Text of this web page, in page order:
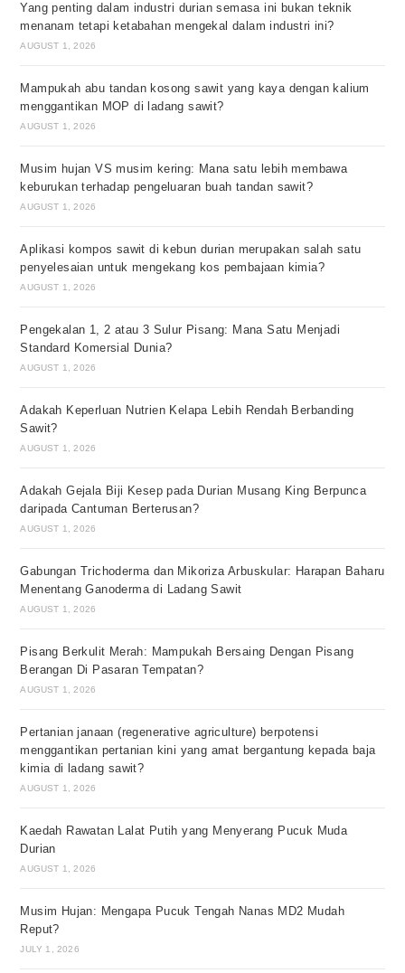
Yang penting dalam industri durian semasa ini bukan teknik
menanam tetapi ketabahan mengekal dalam industri ini?
AUGUST 1, 2026
Mampukah abu tandan kosong sawit yang kaya dengan kalium
menggantikan MOP di ladang sawit?
AUGUST 1, 2026
Musim hujan VS musim kering: Mana satu lebih membawa
keburukan terhadap pengeluaran buah tandan sawit?
AUGUST 1, 2026
Aplikasi kompos sawit di kebun durian merupakan salah satu
penyelesaian untuk mengekang kos pembajaan kimia?
AUGUST 1, 2026
Pengekalan 1, 2 atau 3 Sulur Pisang: Mana Satu Menjadi
Standard Komersial Dunia?
AUGUST 1, 2026
Adakah Keperluan Nutrien Kelapa Lebih Rendah Berbanding
Sawit?
AUGUST 1, 2026
Adakah Gejala Biji Kesep pada Durian Musang King Berpunca
daripada Cantuman Berterusan?
AUGUST 1, 2026
Gabungan Trichoderma dan Mikoriza Arbuskular: Harapan Baharu
Menentang Ganoderma di Ladang Sawit
AUGUST 1, 2026
Pisang Berkulit Merah: Mampukah Bersaing Dengan Pisang
Berangan Di Pasaran Tempatan?
AUGUST 1, 2026
Pertanian janaan (regenerative agriculture) berpotensi
menggantikan pertanian kini yang amat bergantung kepada baja
kimia di ladang sawit?
AUGUST 1, 2026
Kaedah Rawatan Lalat Putih yang Menyerang Pucuk Muda
Durian
AUGUST 1, 2026
Musim Hujan: Mengapa Pucuk Tengah Nanas MD2 Mudah
Reput?
JULY 1, 2026